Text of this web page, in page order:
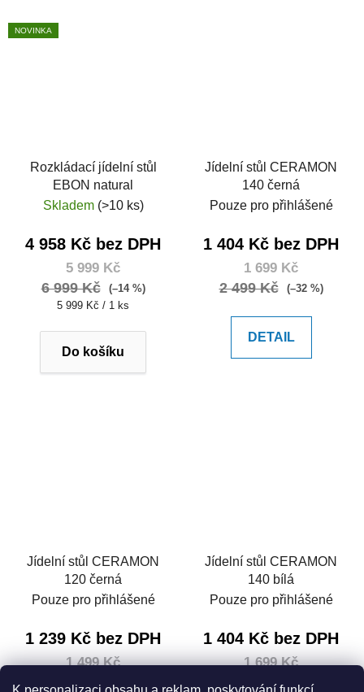
NOVINKA
Rozkládací jídelní stůl
EBON natural
Skladem (>10 ks)
4 958 Kč bez DPH
5 999 Kč
6 999 Kč
(–14 %)
Měrná
5 999 Kč / 1 ks
Do košíku
Jídelní stůl CERAMON
140 černá
Pouze pro přihlášené
1 404 Kč bez DPH
1 699 Kč
2 499 Kč (–32 %)
DETAIL
Jídelní stůl CERAMON
120 černá
Pouze pro přihlášené
1 239 Kč bez DPH
1 499 Kč
2 199 Kč (–31 %)
Jídelní stůl CERAMON
140 bílá
Pouze pro přihlášené
1 404 Kč bez DPH
1 699 Kč
2 499 Kč (–32 %)